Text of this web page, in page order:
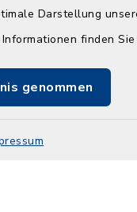
Darstellung
finden
genommen
14:00 bis 18:00
8:00 Uhr bis